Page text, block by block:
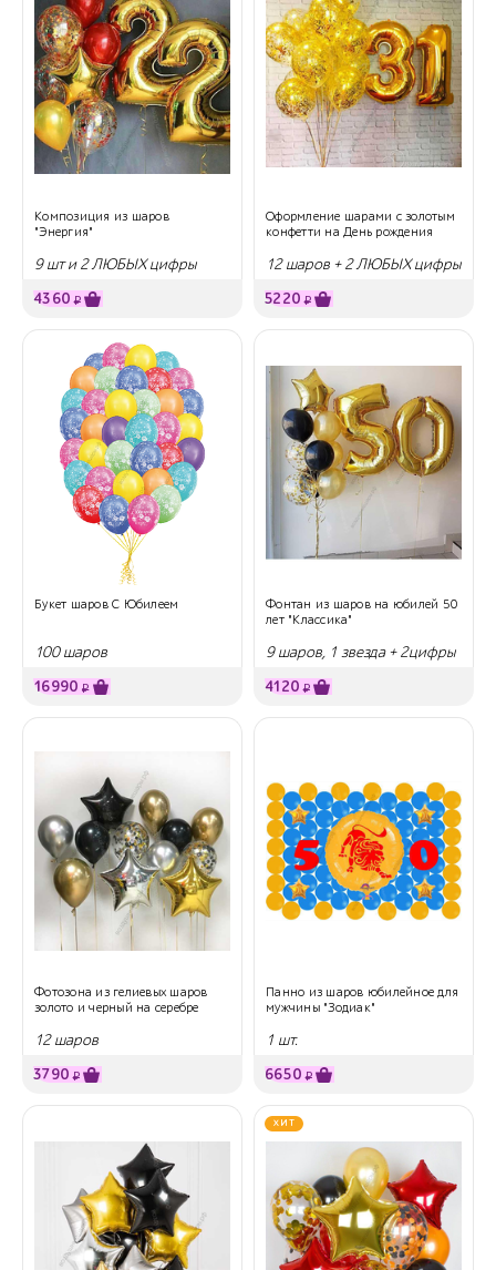
Композиция из шаров
"Энергия"
9 шт и 2 ЛЮБЫХ цифры
4360 ₽
Оформление шарами с золотым
конфетти на День рождения
12 шаров + 2 ЛЮБЫХ цифры
5220 ₽
Букет шаров С Юбилеем
100 шаров
16990 ₽
Фонтан из шаров на юбилей 50
лет "Классика"
9 шаров, 1 звезда + 2цифры
4120 ₽
Фотозона из гелиевых шаров
золото и черный на серебре
12 шаров
3790 ₽
Панно из шаров юбилейное для
мужчины "Зодиак"
1 шт.
6650 ₽
ХИТ